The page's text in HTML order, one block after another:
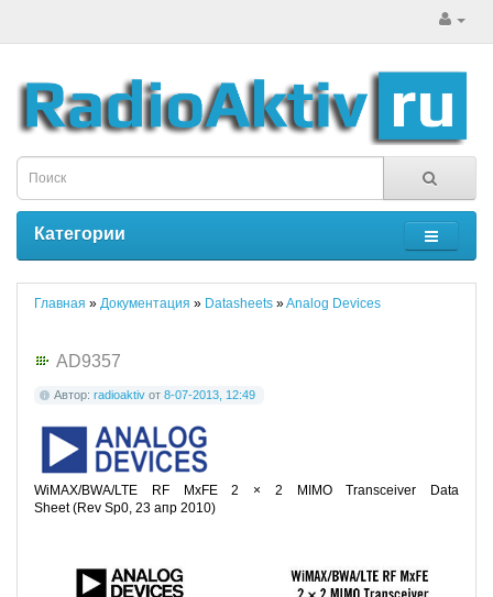
Категории
Главная » Документация » Datasheets »Analog Devices
AD9357
Автор: radioaktiv от 8-07-2013, 12:49
WiMAX/BWA/LTE RF MxFE 2 × 2 MIMO Transceiver Data
Sheet (Rev Sp0, 23 апр 2010)